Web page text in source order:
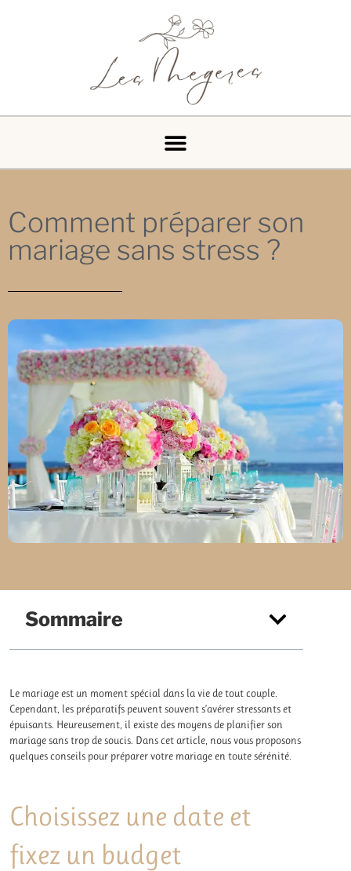
Comment préparer son
mariage sans stress ?
Sommaire
Le mariage est un moment spécial dans la vie de tout couple.
Cependant, les préparatifs peuvent souvent s’avérer stressants et
épuisants. Heureusement, il existe des moyens de planifier son
mariage sans trop de soucis. Dans cet article, nous vous proposons
quelques conseils pour préparer votre mariage en toute sérénité.
Choisissez une date et
fixez un budget